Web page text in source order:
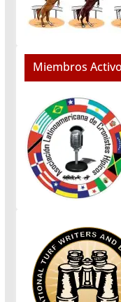
Miembros